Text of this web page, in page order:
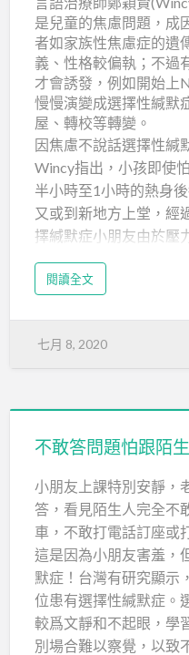
是兒童的焦慮問題，成
者如家族性焦慮症的遺
義、性格較偏執；不過
才會誘發，例如開始上
慢慢演變成選擇性緘默
屋、轉校等轉變。
因焦慮不說話選擇性緘
Wincy指出，小孩即使
半小時至1小時的熱身
又或到新地方上堂，經
擇緘默症小朋友由於壓
只可跟家人小聲說話，
定義為，當小朋友到一
就會懷疑患上選擇性緘
閱讀全文
七月 8, 2020
小朋友上課特別安靜，
答，看見陌生人完全不
車，不敢打電話訂座或
這是因為小朋友害羞，
默症！台灣有研究顯示
位患有選擇性緘默症。
較爲文靜和不起眼，學
別場合難以察覺，以致